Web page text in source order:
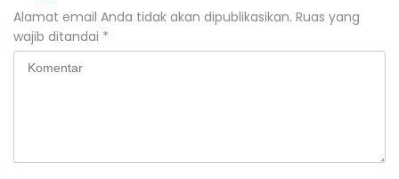
Alamat email Anda tidak akan dipublikasikan. Ruas yang
wajib ditandai *